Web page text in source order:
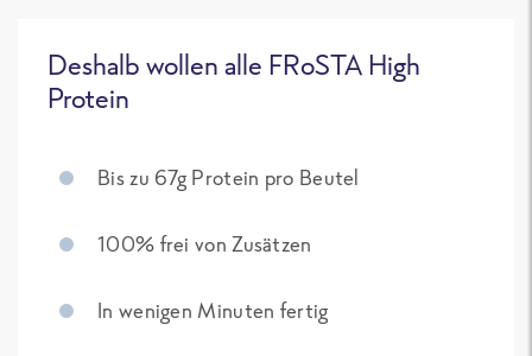
Deshalb wollen alle FRoSTA High
Protein
Bis zu 67g Protein pro Beutel
100% frei von Zusätzen
In wenigen Minuten fertig